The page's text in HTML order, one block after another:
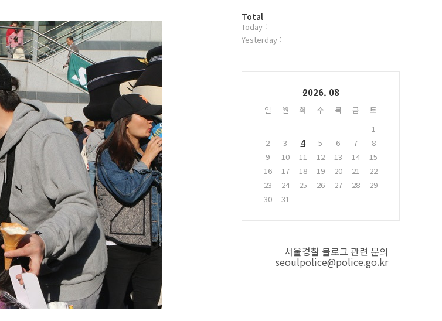
플
러
그
방
문
자
Total
Today :
Yesterday :
2026. 08
일 월 화 수 목 금
토
1
2
3 4 5 6 7
8
9
10 11 12 13 14
15
16
17 18 19 20 21
22
23
24 25 26 27 28
29
30
31
서울경찰 블로그 관련 문의
seoulpolice@police.go.kr